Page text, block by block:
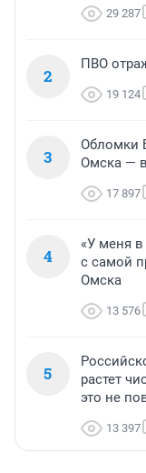
29 287
2
ПВО
19 124
3
Обломки
Омска —
17 897
4
«У меня в
с самой
Омска
13 576
5
растет
это не
13 397